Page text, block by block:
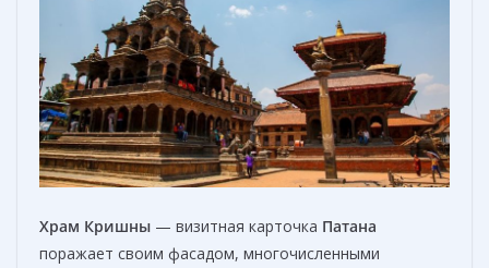
Храм Кришны — визитная карточка Патана
поражает своим фасадом, многочисленными